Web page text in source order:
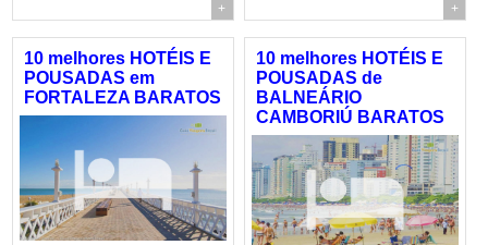
+ +
10 melhores HOTÉIS E
POUSADAS em
FORTALEZA BARATOS
10 melhores HOTÉIS E
POUSADAS de
BALNEÁRIO
CAMBORIÚ BARATOS